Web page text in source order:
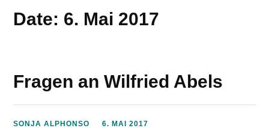
Date: 6. Mai 2017
Fragen an Wilfried Abels
SONJA ALPHONSO 6. MAI 2017